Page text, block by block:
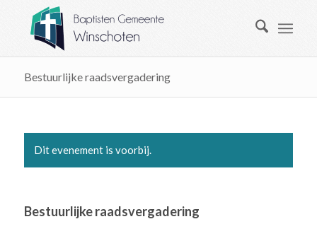
Bestuurlijke raadsvergadering
Dit evenement is voorbij.
Bestuurlijke raadsvergadering